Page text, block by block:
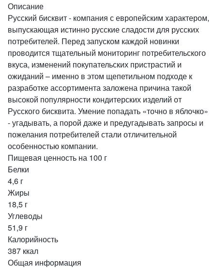
Описание
Русский бисквит - компания с европейским характером,
выпускающая истинно русские сладости для русских
потребителей. Перед запуском каждой новинки
проводится тщательный мониторинг потребительского
вкуса, изменений покупательских пристрастий и
ожиданий – именно в этом щепетильном подходе к
разработке ассортимента заложена причина такой
высокой популярности кондитерских изделий от
Русского бисквита. Умение попадать «точно в яблочко»
- угадывать, а порой даже и предугадывать запросы и
пожелания потребителей стали отличительной
особенностью компании.
Пищевая ценность на 100 г
Белки
4,6 г
Жиры
18,5 г
Углеводы
51,9 г
Калорийность
387 ккал
Общая информация